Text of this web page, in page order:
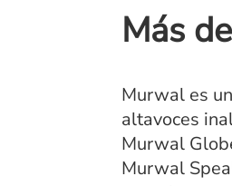
Más
Murwal es
altavoces
Murwal
Murwal